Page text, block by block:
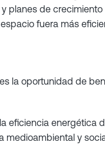
de
fuera más
la oportunidad de
eficiencia
medioambiental y